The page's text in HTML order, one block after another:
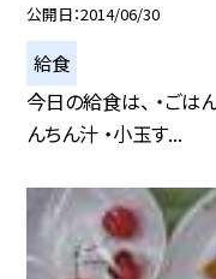
公開日 2014/06/30
給食
今日の給食は、 ・ごは
んちん汁 ・小玉す...